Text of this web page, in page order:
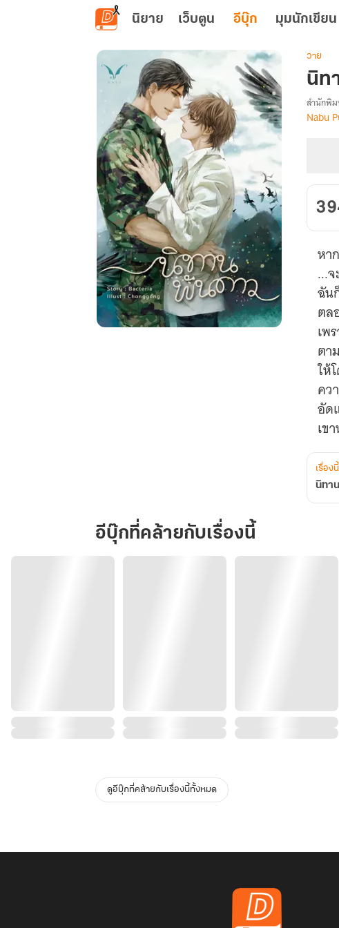
ข้ามไปยังเนื้อหาหลัก
นิยาย เว็บตูน อีบุ๊ก มุมนักเขียน
วาย
นิท
เรื่อง
[Nabu]
สำนักพิ
Nabu
หา
...
ฉัน
ตล
เพ
ตา
ให้
คว
อัด
เข
คว
เรื่อง
นิทา
อีบุ๊กที่คล้ายกับเรื่องนี้
ดูอีบุ๊กที่คล้ายกับเรื่องนี้ทั้งหมด